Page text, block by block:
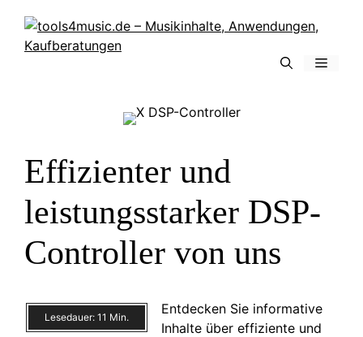
Inhalt
springen
Menü
Effizienter und
leistungsstarker DSP-
Controller von uns
Lesedauer: 11 Min.
Entdecken Sie informative
Inhalte über effiziente und